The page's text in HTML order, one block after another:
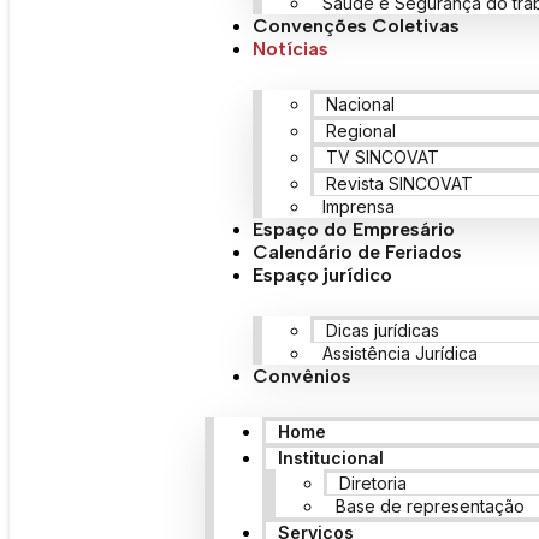
Convenções Coletivas
Notícias
Nacional
Regional
TV SINCOVAT
Revista SINCOVAT
Imprensa
Espaço do Empresário
Calendário de Feriados
Espaço jurídico
Dicas jurídicas
Assistência Jurídica
Convênios
Home
Institucional
Diretoria
Base de representação
Serviços